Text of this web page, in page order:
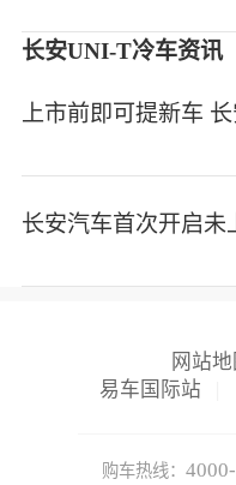
长安UNI-T冷车资讯
上市前即可提新车
网站地
易车国际站
购车热线：